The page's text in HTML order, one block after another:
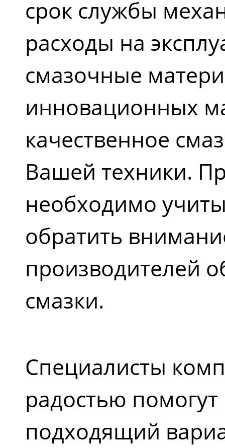
срок службы
расходы на
смазочные
инновационных
качественное
Вашей техники.
необходимо
обратить
производителей
смазки.
Специалисты
радостью
подходящий